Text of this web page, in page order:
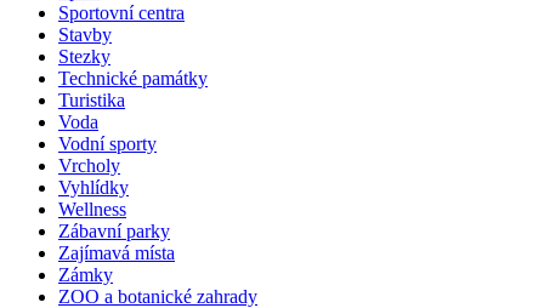
Sportovní centra
Stavby
Stezky
Technické památky
Turistika
Voda
Vodní sporty
Vrcholy
Vyhlídky
Wellness
Zábavní parky
Zajímavá místa
Zámky
ZOO a botanické zahrady